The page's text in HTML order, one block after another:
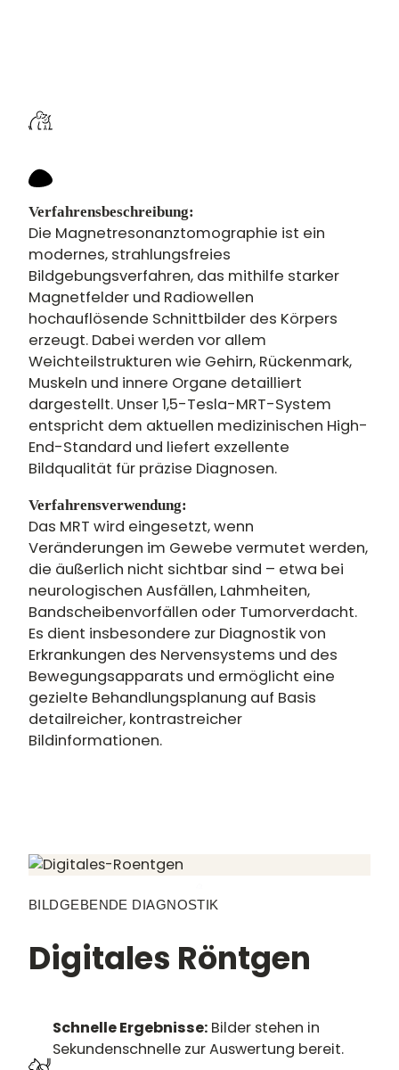
Verfahrensbeschreibung:
Die Magnetresonanztomographie ist ein
modernes, strahlungsfreies
Bildgebungsverfahren, das mithilfe starker
Magnetfelder und Radiowellen
hochauflösende Schnittbilder des Körpers
erzeugt. Dabei werden vor allem
Weichteilstrukturen wie Gehirn, Rückenmark,
Muskeln und innere Organe detailliert
dargestellt. Unser 1,5-Tesla-MRT-System
entspricht dem aktuellen medizinischen High-
End-Standard und liefert exzellente
Bildqualität für präzise Diagnosen.
Verfahrensverwendung:
Das MRT wird eingesetzt, wenn
Veränderungen im Gewebe vermutet werden,
die äußerlich nicht sichtbar sind – etwa bei
neurologischen Ausfällen, Lahmheiten,
Bandscheibenvorfällen oder Tumorverdacht.
Es dient insbesondere zur Diagnostik von
Erkrankungen des Nervensystems und des
Bewegungsapparats und ermöglicht eine
gezielte Behandlungsplanung auf Basis
detailreicher, kontrastreicher
Bildinformationen.
BILDGEBENDE DIAGNOSTIK
Digitales Röntgen
Schnelle Ergebnisse:Bilder stehen in
Sekundenschnelle zur Auswertung bereit.